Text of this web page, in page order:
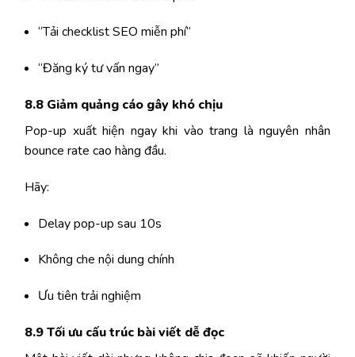
“Tải checklist SEO miễn phí”
“Đăng ký tư vấn ngay”
8.8 Giảm quảng cáo gây khó chịu
Pop-up xuất hiện ngay khi vào trang là nguyên nhân
bounce rate cao hàng đầu.
Hãy:
Delay pop-up sau 10s
Không che nội dung chính
Ưu tiên trải nghiệm
8.9 Tối ưu cấu trúc bài viết dễ đọc